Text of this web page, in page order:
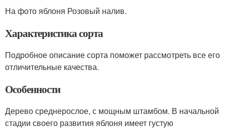
На фото яблоня Розовый налив.
Характеристика сорта
Подробное описание сорта поможет рассмотреть все его
отличительные качества.
Особенности
Дерево среднерослое, с мощным штамбом. В начальной
стадии своего развития яблоня имеет густую